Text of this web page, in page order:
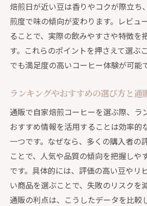
コーヒー豆の個性を通販で見極
通販で見つける自家焙煎コ
個性
コーヒー豆通販おすすめ品
較
自家焙煎豆の産地や焙煎度
ランキングや口コミで自分に
通販を活用したコーヒー豆
術
自家焙煎コーヒーを通販で
るコツ
焙煎日が近い豆は香りやコクが際立ち
煎度で味の傾向が変わります。レビュ
ることで、実際の飲みやすさや特徴を
す。これらのポイントを押さえて選ぶ
でも満足度の高いコーヒー体験が可能で
ランキングやおすすめの選び方と通
通販で自家焙煎コーヒーを選ぶ際、ラ
おすすめ情報を活用することは効率的
一つです。なぜなら、多くの購入者の
ことで、人気や品質の傾向を把握しや
です。具体的には、評価の高い豆やリ
い商品を選ぶことで、失敗のリスクを
通販の利点は、こうしたデータを比較